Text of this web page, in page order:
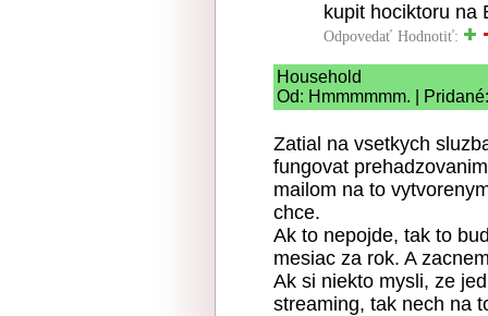
kupit hociktoru na
Odpovedať Hodnotiť:
Household
Od: Hmmmmmm. |
Zatial na vsetkych
fungovat
mailom na to
chce.
Ak to nepojde, tak to
mesiac za rok. A
Ak si niekto mysli, ze
streaming, tak nech na